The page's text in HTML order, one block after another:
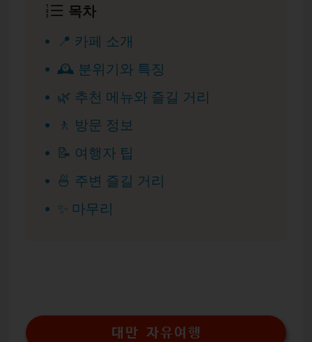
목차
📍 카페 소개
🕰️ 분위기와 특징
🌿 추천 메뉴와 즐길 거리
🚶 방문 정보
📝 여행자 팁
🍜 주변 즐길 거리
✨ 마무리
대만 자유여행